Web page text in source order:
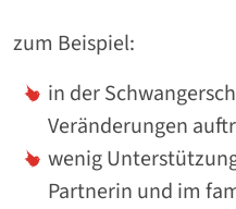
zum Beispiel:
in der
Veränderungen
wenig
Partnerin und im